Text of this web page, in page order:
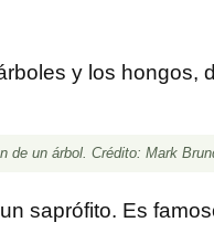
un árbol. Crédito: Mark
saprófito. Es